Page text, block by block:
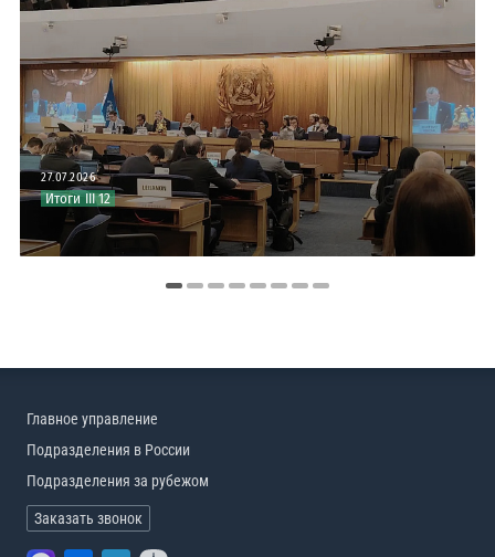
27.07.2026
Итоги III 12
Главное управление
Подразделения в России
Подразделения за рубежом
Заказать звонок